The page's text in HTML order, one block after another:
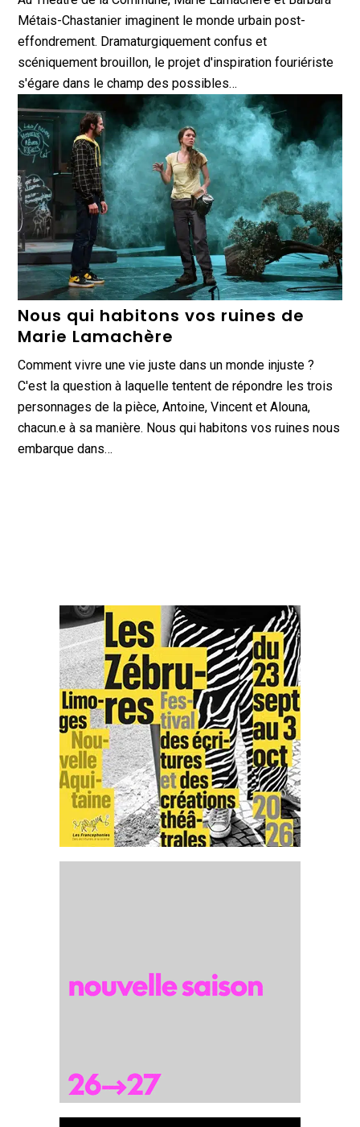
Métais-Chastanier imaginent le monde urbain post-
effondrement. Dramaturgiquement confus et
scéniquement brouillon, le projet d'inspiration fouriériste
s'égare dans le champ des possibles…
Nous qui habitons vos ruines de
Marie Lamachère
Comment vivre une vie juste dans un monde injuste ?
C'est la question à laquelle tentent de répondre les trois
personnages de la pièce, Antoine, Vincent et Alouna,
chacun.e à sa manière. Nous qui habitons vos ruines nous
embarque dans…